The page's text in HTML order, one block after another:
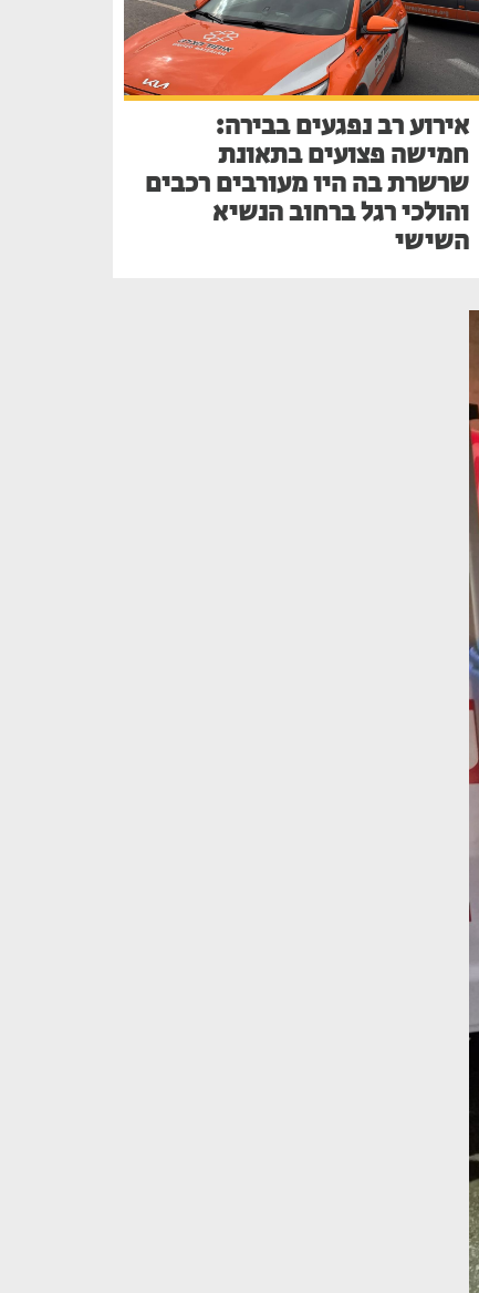
אירוע רב נפגעים בבירה:
חמישה פצועים בתאונת
שרשרת בה היו מעורבים רכבים
והולכי רגל ברחוב הנשיא
השישי